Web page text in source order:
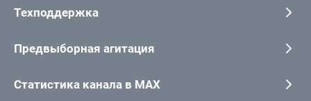
Техподдержка
Предвыборная агитация
Статистика канала в MAX